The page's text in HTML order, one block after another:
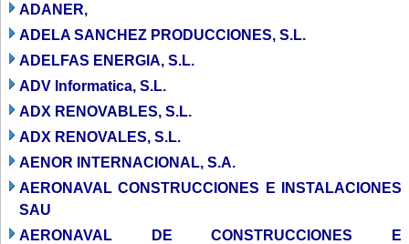
ADANER,
ADELA SANCHEZ PRODUCCIONES, S.L.
ADELFAS ENERGIA, S.L.
ADV Informatica, S.L.
ADX RENOVABLES, S.L.
ADX RENOVALES, S.L.
AENOR INTERNACIONAL, S.A.
AERONAVAL CONSTRUCCIONES E INSTALACIONES
SAU
AERONAVAL DE CONSTRUCCIONES E